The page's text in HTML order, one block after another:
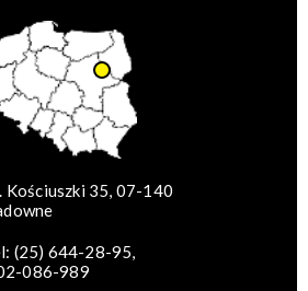
Kościuszki 35, 07-140
(25) 644-28-95,
086-989